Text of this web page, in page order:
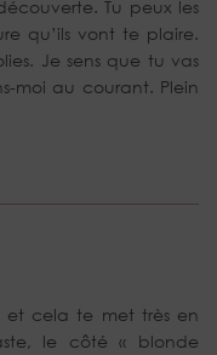
Tu peux les
qu’ils vont te plaire.
Je sens que tu vas
moi au courant. Plein
et cela te met très en
le côté « blonde